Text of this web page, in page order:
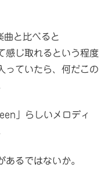
曲と比べると
感じ取れるという程度
っていたら、何だこの
」らしいメロディ
るではないか。